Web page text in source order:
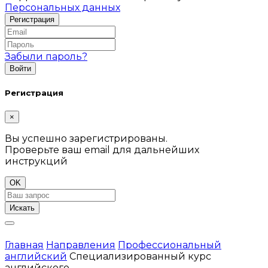
Персональных данных
Забыли пароль?
Регистрация
×
Вы успешно зарегистрированы.
Проверьте ваш email для дальнейших
инструкций
OK
Искать
Главная Направления Профессиональный
английский Специализированный курс